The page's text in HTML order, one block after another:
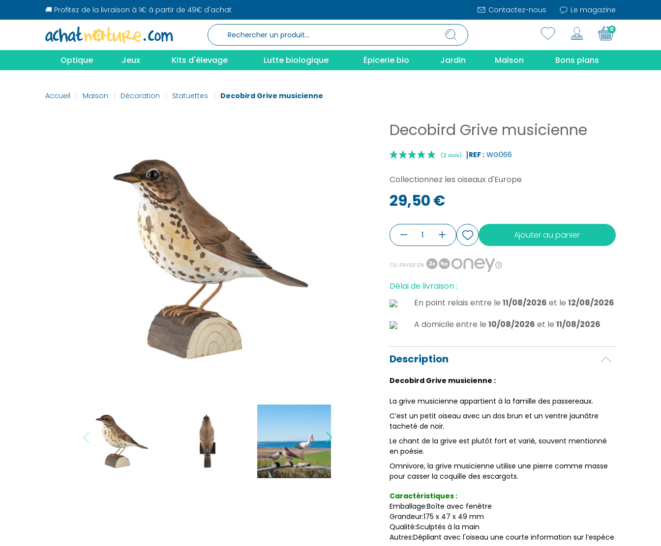
🚚 Profitez de la livraison à 1€ à partir de 49€ d'achat Contactez-nous Le magazine
0
Optique Jeux Kits d'élevage Lutte biologique Épicerie bio Jardin Maison Bons plans
Accueil Maison Décoration Statuettes Decobird Grive musicienne
Decobird Grive musicienne
REF : WG066
(2 avis)
Collectionnez les oiseaux d'Europe
29,50 €
Ajouter au panier
OU PAYER EN
Délai de livraison :
En point relais entre le 11/08/2026 et le 12/08/2026
A domicile entre le 10/08/2026 et le 11/08/2026
Description
Decobird Grive musicienne :
La grive musicienne appartient à la famille des passereaux.
C’est un petit oiseau avec un dos brun et un ventre jaunâtre
tacheté de noir.
Le chant de la grive est plutôt fort et varié, souvent mentionné
en poésie.
Omnivore, la grive musicienne utilise une pierre comme masse
pour casser la coquille des escargots.
Caractéristiques :
Emballage:Boîte avec fenêtre
Grandeur:175 x 47 x 49 mm
Qualité:Sculptés à la main
Autres:Dépliant avec l'oiseau une courte information sur l’espèce